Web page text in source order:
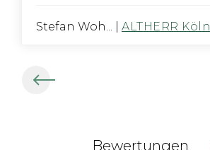
Stefan Woh... ALTHERR Köln
Bewertungen